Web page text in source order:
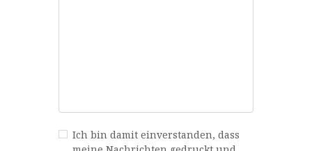
Ich bin damit einverstanden, dass